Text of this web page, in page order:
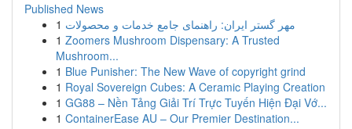
Published News
1 مهر گستر ایران: راهنمای جامع خدمات و محصولات
1 Zoomers Mushroom Dispensary: A Trusted
Mushroom...
1 Blue Punisher: The New Wave of copyright grind
1 Royal Sovereign Cubes: A Ceramic Playing Creation
1 GG88 – Nền Tảng Giải Trí Trực Tuyến Hiện Đại Vớ...
1 ContainerEase AU – Our Premier Destination...